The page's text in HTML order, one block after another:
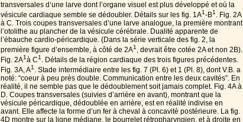
transversales d’une larve dont l’organe visuel est plus développé et où la
vésicule cardiaque semble se dédoubler. Détails sur les fig. 1A1-B1 . Fig. 2A
à C. Trois coupes transversales d’une larve analogue, la première montrant
l’otolithe au plancher de la vésicule cérébrale. Dualité apparente de
l’ébauche cardio-péricardique. (Dans la série verticale des fig. 2, la
première figure d’ensemble, à côté de 2A1 , devrait être cotée 2A et non 2B).
Fig. 2A1à C1 . Détails de la région cardiaque des trois figures précédentes.
Fig. 3A, A1 . Stade intermédiaire entre les fig. 7 (Pl. 6) et 1 (Pl. 8), dont V.B. a
noté: “coeur à peu près double. Communication entre les deux cavités”. En
réalité, il ne semble pas que le dédoublement soit jamais complet. Fig. 4A à
D. Coupes transversales (suivies d’arrière en avant), montrant que la
vésicule péricardique, dédoublée en arrière, est en réalité indivise en
avant. Elle affecte la forme d’un fer à cheval à concavité postérieure. La fig.
4D montre sur la ligne médiane, le bourrelet rétropharyngien, et à droite en